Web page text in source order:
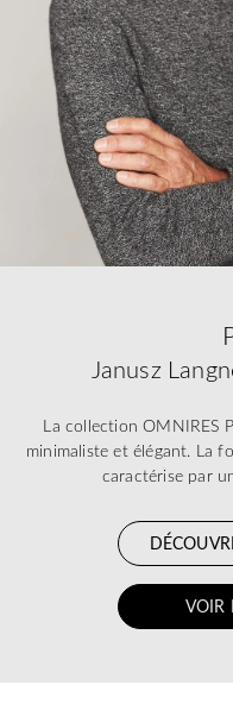
Janusz
La collection OMNIRES
minimaliste et élégant. La
caractérise par
VOIR